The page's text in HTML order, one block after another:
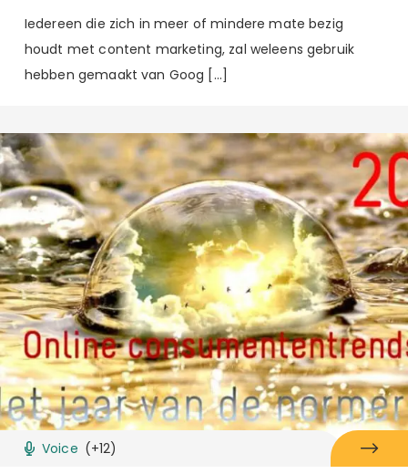
Iedereen die zich in meer of mindere mate bezig
houdt met content marketing, zal weleens gebruik
hebben gemaakt van Goog […]
Voice (+12)